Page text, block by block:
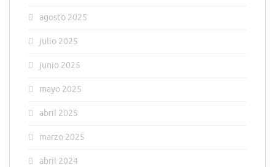
agosto 2025
julio 2025
junio 2025
mayo 2025
abril 2025
marzo 2025
abril 2024